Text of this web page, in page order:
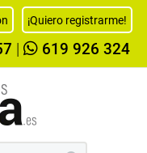
¡Quiero registrarme!
619 926 324